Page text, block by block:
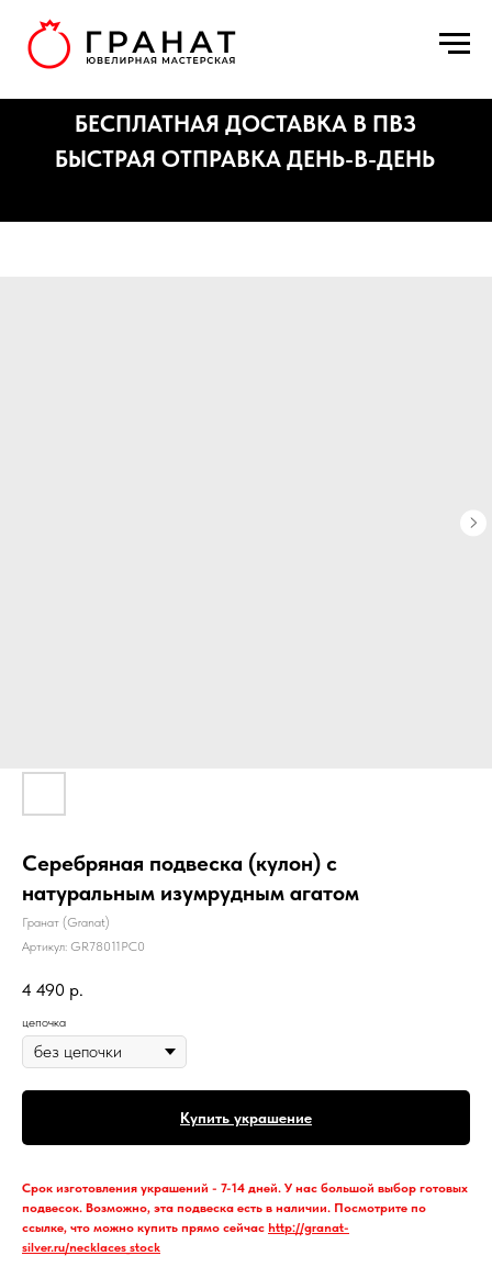
БЫСТРАЯ ОТПРАВКА ДЕНЬ-В-ДЕНЬ
Серебряная подвеска (кулон) с
натуральным изумрудным агатом
Гранат (Granat)
Артикул: GR78011PC0
4 490 р.
цепочка
Купить украшение
Срок изготовления украшений - 7-14 дней. У нас большой выбор готовых
подвесок. Возможно, эта подвеска есть в наличии. Посмотрите по
ссылке, что можно купить прямо сейчас http://granat-
silver.ru/necklaces_stock